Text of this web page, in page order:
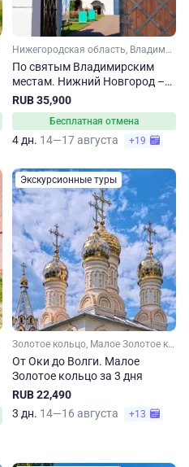
Нижегородская область, Владимирская область, Золотое кольцо, Малое Золотое кольцо
По святым Владимирским
местам. Нижний Новгород –
Владимир – Муром
RUB 35,900
Бесплатная отмена
4 дн. 14—17 августа +19
Экскурсионные туры
Золотое кольцо, Малое Золотое кольцо, Московская область, Владимирская область, Рязанская область, Нижегородская область
От Оки до Волги. Малое
Золотое кольцо за 3 дня
RUB 22,490
3 дн. 14—16 августа +13